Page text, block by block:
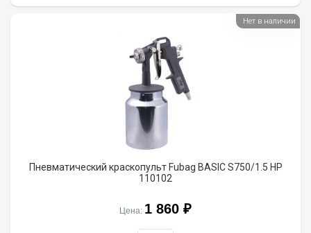
Пневматический краскопульт Fubag BASIC S750/1.5 HP
110102
Цена: 1 860 ₽
Нет в наличии